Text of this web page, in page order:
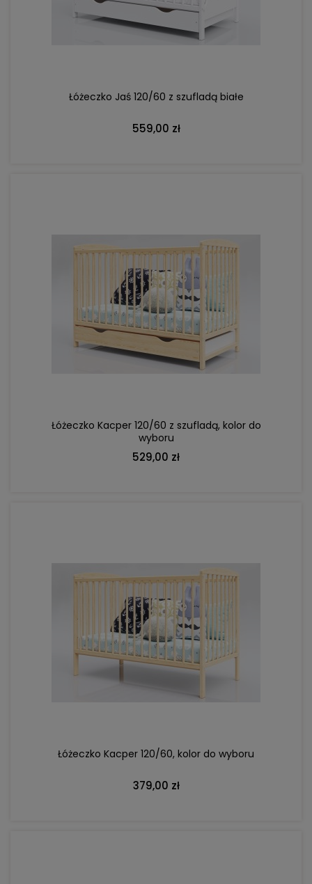
Łóżeczko Jaś 120/60 z szufladą białe
559,00 zł
DO KOSZYKA
Łóżeczko Kacper 120/60 z szufladą, kolor do
wyboru
529,00 zł
DO KOSZYKA
Łóżeczko Kacper 120/60, kolor do wyboru
379,00 zł
DO KOSZYKA